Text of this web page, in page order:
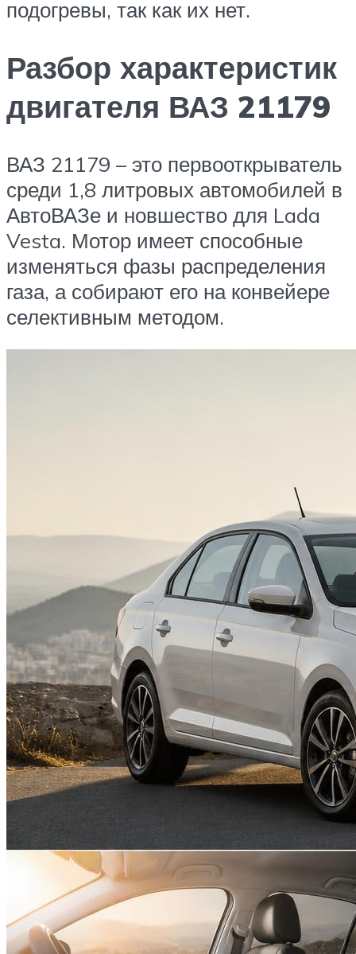
подогревы, так как их нет.
Разбор характеристик
двигателя ВАЗ 21179
ВАЗ 21179 – это первооткрыватель
среди 1,8 литровых автомобилей в
АвтоВАЗе и новшество для Lada
Vesta. Мотор имеет способные
изменяться фазы распределения
газа, а собирают его на конвейере
селективным методом.